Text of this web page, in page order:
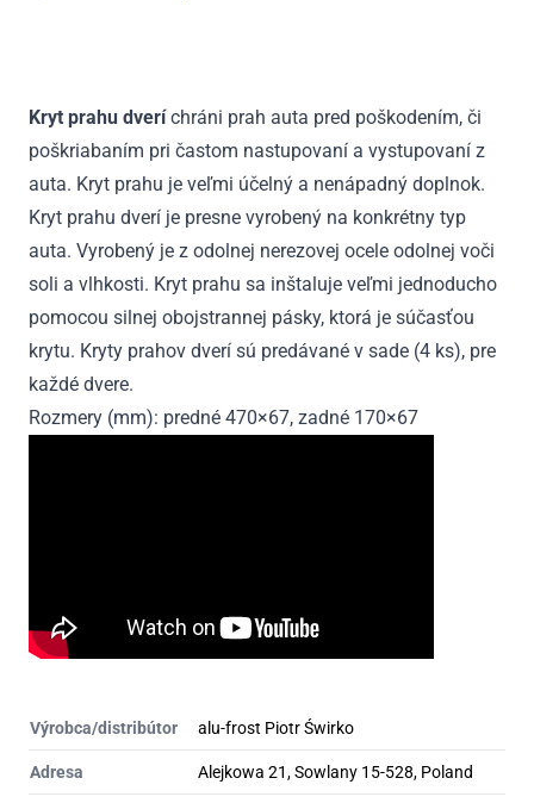
Kryt prahu dveríchráni prah auta pred poškodením, či
poškriabaním pri častom nastupovaní a vystupovaní z
auta. Kryt prahu je veľmi účelný a nenápadný doplnok.
Kryt prahu dverí je presne vyrobený na konkrétny typ
auta. Vyrobený je z odolnej nerezovej ocele odolnej voči
soli a vlhkosti. Kryt prahu sa inštaluje veľmi jednoducho
pomocou silnej obojstrannej pásky, ktorá je súčasťou
krytu. Kryty prahov dverí sú predávané v sade (4 ks), pre
každé dvere.
Rozmery (mm): predné 470×67, zadné 170×67
Výrobca/distribútor alu-frost Piotr Świrko
Adresa Alejkowa 21, Sowlany 15-528, Poland